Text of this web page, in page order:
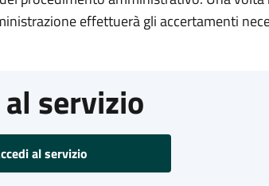
effettuerà gli accertamenti
servizio
al servizio